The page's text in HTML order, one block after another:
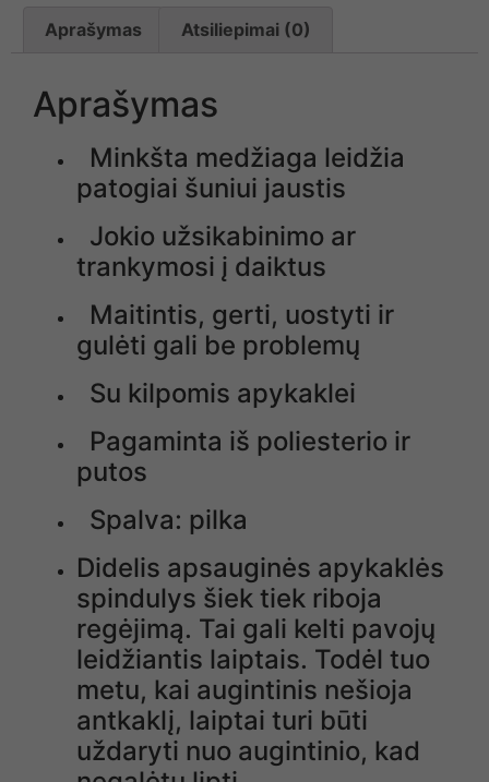
Aprašymas Atsiliepimai (0)
Aprašymas
Minkšta medžiaga leidžia
patogiai šuniui jaustis
Jokio užsikabinimo ar
trankymosi į daiktus
Maitintis, gerti, uostyti ir
gulėti gali be problemų
Su kilpomis apykaklei
Pagaminta iš poliesterio ir
putos
Spalva: pilka
Didelis apsauginės apykaklės
spindulys šiek tiek riboja
regėjimą. Tai gali kelti pavojų
leidžiantis laiptais. Todėl tuo
metu, kai augintinis nešioja
antkaklį, laiptai turi būti
uždaryti nuo augintinio, kad